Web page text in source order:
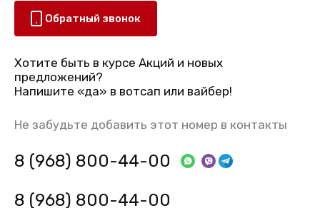
Обратный звонок
Хотите быть в курсе Акций и новых
предложений?
Напишите «да» в вотсап или вайбер!
Не забудьте добавить этот номер в контакты
8 (968) 800-44-00
8 (968) 800-44-00